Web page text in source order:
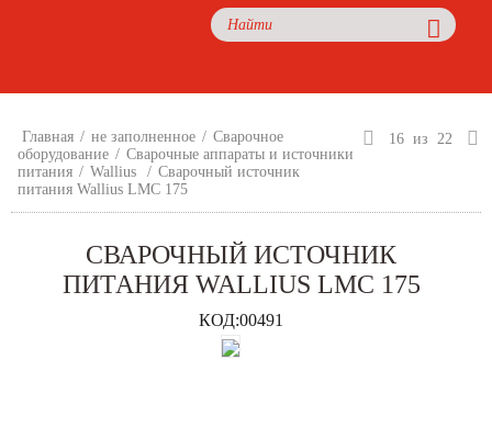
Главная / не заполненное / Сварочное
оборудование / Сварочные аппараты и источники
питания / Wallius / Сварочный источник
питания Wallius LMC 175
16 из 22
СВАРОЧНЫЙ ИСТОЧНИК
ПИТАНИЯ WALLIUS LMC 175
КОД:00491